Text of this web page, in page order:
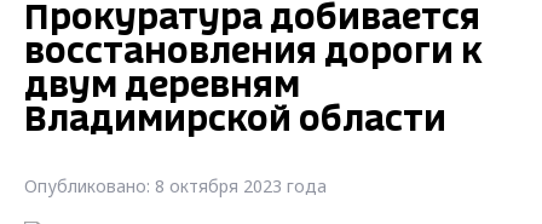
Прокуратура добивается
восстановления дороги к
двум деревням
Владимирской области
Опубликовано: 8 октября 2023 года